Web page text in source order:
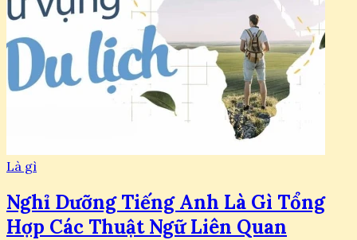
Là gì
Nghỉ Dưỡng Tiếng Anh Là Gì Tổng
Hợp Các Thuật Ngữ Liên Quan